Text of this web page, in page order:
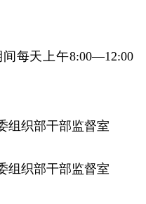
每天上午8:00—12:00
织部干部监督室
织部干部监督室